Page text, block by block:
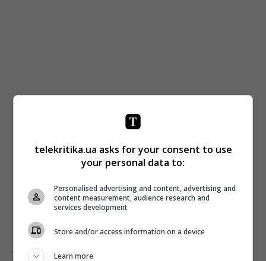
Вы не сможете обойтись в работе без таких
telekritika.ua asks for your consent to use
your personal data to:
Personalised advertising and content, advertising and
content measurement, audience research and
services development
Store and/or access information on a device
Learn more